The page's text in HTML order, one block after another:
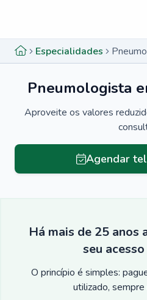
Especialidades
Pneumologista
Aproveite os valores
Agendar
Há mais de 25
seu
O princípio é simples:
utilizado, sempre